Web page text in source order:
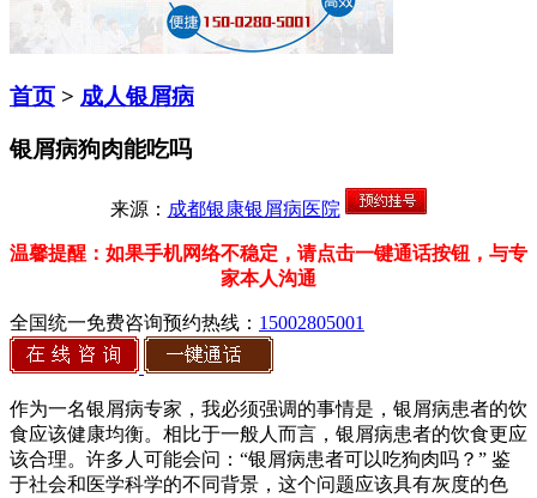
首页 > 成人银屑病
银屑病狗肉能吃吗
来源： 成都银康银屑病医院
温馨提醒：如果手机网络不稳定，请点击一键通话按钮，与专
家本人沟通
全国统一免费咨询预约热线： 15002805001
作为一名银屑病专家，我必须强调的事情是，银屑病患者的饮
食应该健康均衡。相比于一般人而言，银屑病患者的饮食更应
该合理。许多人可能会问：“银屑病患者可以吃狗肉吗？” 鉴
于社会和医学科学的不同背景，这个问题应该具有灰度的色